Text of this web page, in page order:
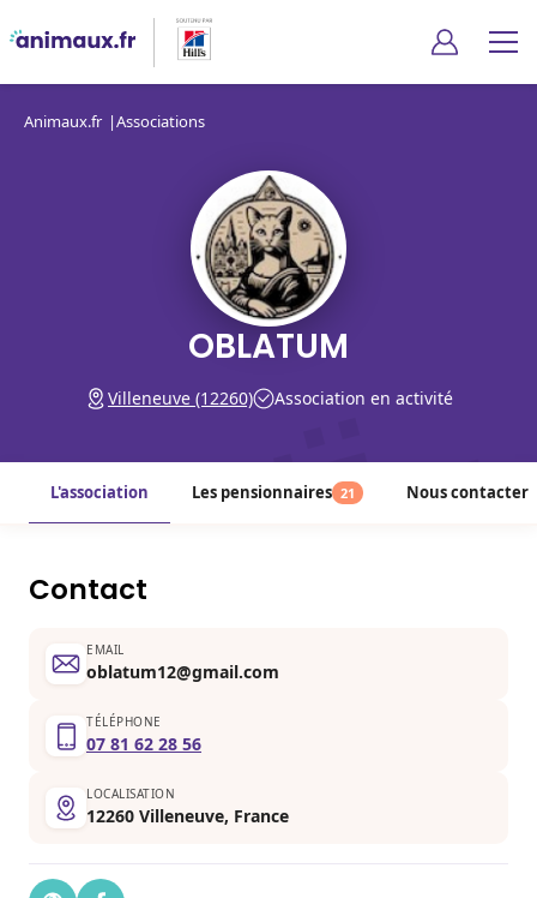
Animaux.fr Associations
OBLATUM
Villeneuve (12260) Association en activité
L'association Les pensionnaires 21 Nous contacter
Contact
EMAIL
oblatum12@gmail.com
TÉLÉPHONE
07 81 62 28 56
LOCALISATION
12260 Villeneuve, France